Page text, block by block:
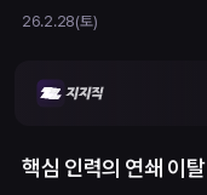
26.2.28(토)
핵심 인력의 연쇄 이탈